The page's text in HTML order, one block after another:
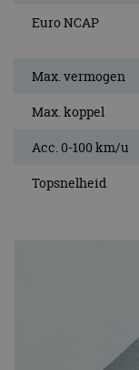
Euro NCAP
Max. vermogen
Max. koppel
Acc. 0-100 km/u
Topsnelheid